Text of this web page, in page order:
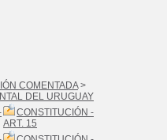
COMENTADA>
DEL URUGUAY
CONSTITUCIÓN -
ART. 15